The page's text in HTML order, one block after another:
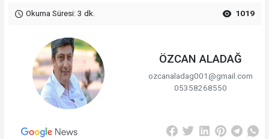
Okuma Süresi: 3 dk. 1019
ÖZCAN ALADAĞ
ozcanaladag001@gmail.com
05358268550